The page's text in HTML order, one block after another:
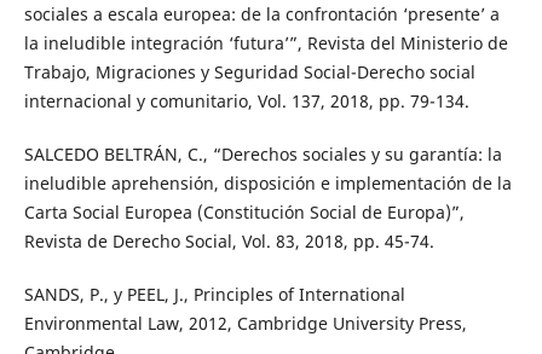
sociales a escala europea: de la confrontación ‘presente’ a
la ineludible integración ‘futura’”, Revista del Ministerio de
Trabajo, Migraciones y Seguridad Social-Derecho social
internacional y comunitario, Vol. 137, 2018, pp. 79-134.
SALCEDO BELTRÁN, C., “Derechos sociales y su garantía: la
ineludible aprehensión, disposición e implementación de la
Carta Social Europea (Constitución Social de Europa)”,
Revista de Derecho Social, Vol. 83, 2018, pp. 45-74.
SANDS, P., y PEEL, J., Principles of International
Environmental Law, 2012, Cambridge University Press,